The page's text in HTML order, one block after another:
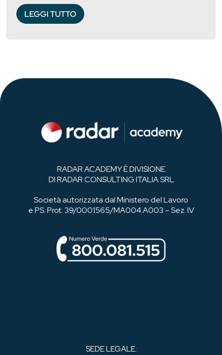
LEGGI TUTTO
RADAR ACADEMY È DIVISIONE
DI RADAR CONSULTING ITALIA SRL
Società autorizzata dal Ministero del Lavoro
e PS. Prot. 39/0001565/MA004.A003 – Sez. IV
SEDE LEGALE: